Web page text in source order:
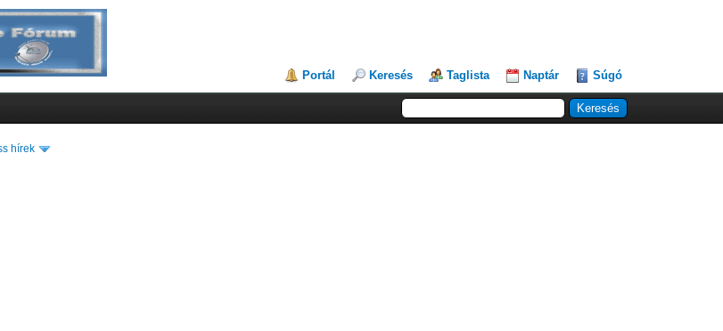
Portál Keresés Taglista Naptár Súgó
hírek